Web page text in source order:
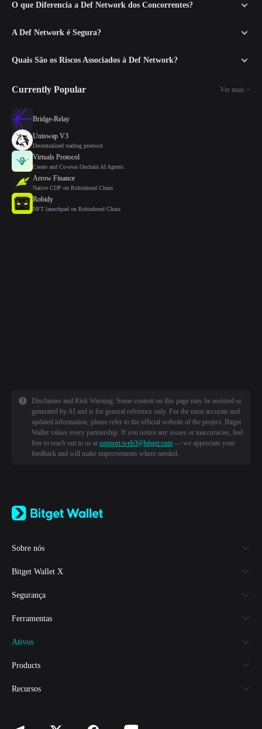
O que Diferencia a Def Network dos Concorrentes?
A Def Network é Segura?
Quais São os Riscos Associados à Def Network?
Currently Popular Ver mais >
Bridge-Relay
Uniswap V3
Decentralized trading protocol
Virtuals Protocol
Create and Co-own Onchain AI Agents .
Arrow Finance
Native CDP on Robinhood Chain
Robidy
NFT launchpad on Robinhood Chain
Disclaimer and Risk Warning: Some content on this page may be assisted or
generated by AI and is for general reference only. For the most accurate and
updated information, please refer to the official website of the project. Bitget
Wallet values every partnership. If you notice any issues or inaccuracies, feel
free to reach out to us at support.web3@bitget.com — we appreciate your
feedback and will make improvements where needed.
日本語
Español (Latinoamérica)
Italiano
Deutsch
繁體中文
Bahasa Indonesia
हिन्दी
Sobre nós
Bitget Wallet X
Segurança
Ferramentas
Ativos
Products
Recursos